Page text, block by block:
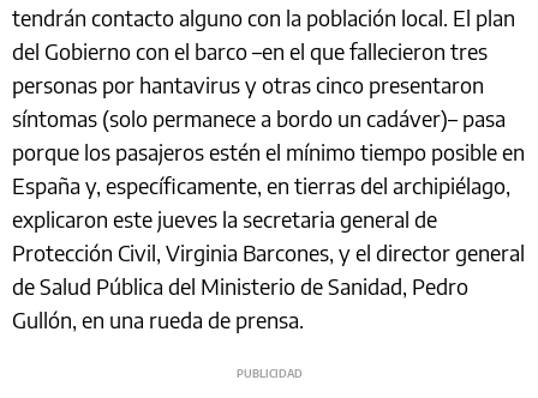
tendrán contacto alguno con la población local. El plan
del Gobierno con el barco –en el que fallecieron tres
personas por hantavirus y otras cinco presentaron
síntomas (solo permanece a bordo un cadáver)– pasa
porque los pasajeros estén el mínimo tiempo posible en
España y, específicamente, en tierras del archipiélago,
explicaron este jueves la secretaria general de
Protección Civil, Virginia Barcones, y el director general
de Salud Pública del Ministerio de Sanidad, Pedro
Gullón, en una rueda de prensa.